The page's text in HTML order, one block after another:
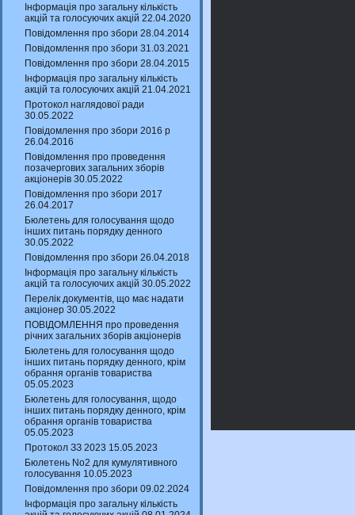
Інформація про загальну кількість
акцій та голосуючих акцій 22.04.2020
Повідомлення про збори 28.04.2014
Повідомлення про збори 31.03.2021
Повідомлення про збори 28.04.2015
Інформація про загальну кількість
акцій та голосуючих акцій 21.04.2021
Протокол наглядової ради
30.05.2022
Повідомлення про збори 2016 р
26.04.2016
Повідомлення про проведення
позачергових загальних зборів
акціонерів 30.05.2022
Повідомлення про збори 2017
26.04.2017
Бюлетень для голосування щодо
інших питань порядку денного
30.05.2022
Повідомлення про збори 26.04.2018
Інформація про загальну кількість
акцій та голосуючих акцій 30.05.2022
Перелік документів, що має надати
акціонер 30.05.2022
ПОВІДОМЛЕННЯ про проведення
річних загальних зборів акціонерів
Бюлетень для голосування щодо
інших питань порядку денного, крім
обрання органів товариства
05.05.2023
Бюлетень для голосування, щодо
інших питань порядку денного, крім
обрання органів товариства
05.05.2023
Протокол ЗЗ 2023 15.05.2023
Бюлетень No2 для кумулятивного
голосування 10.05.2023
Повідомлення про збори 09.02.2024
Інформація про загальну кількість